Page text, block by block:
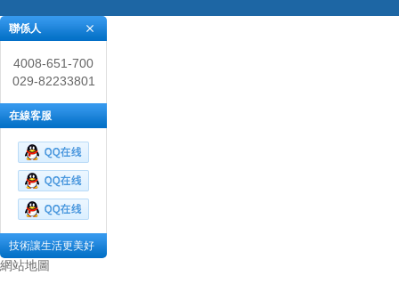
聯係人
4008-651-700
029-82233801
在線客服
技術讓生活更美好
網站地圖